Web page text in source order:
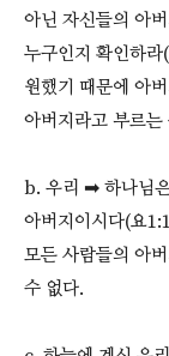
아닌 자신들의 아
누구인지 확인하
원했기 때문에 아
아버지라고 부르
b. 우리 ➡ 하나님
아버지이시다(요
모든 사람들의 아
수 없다.